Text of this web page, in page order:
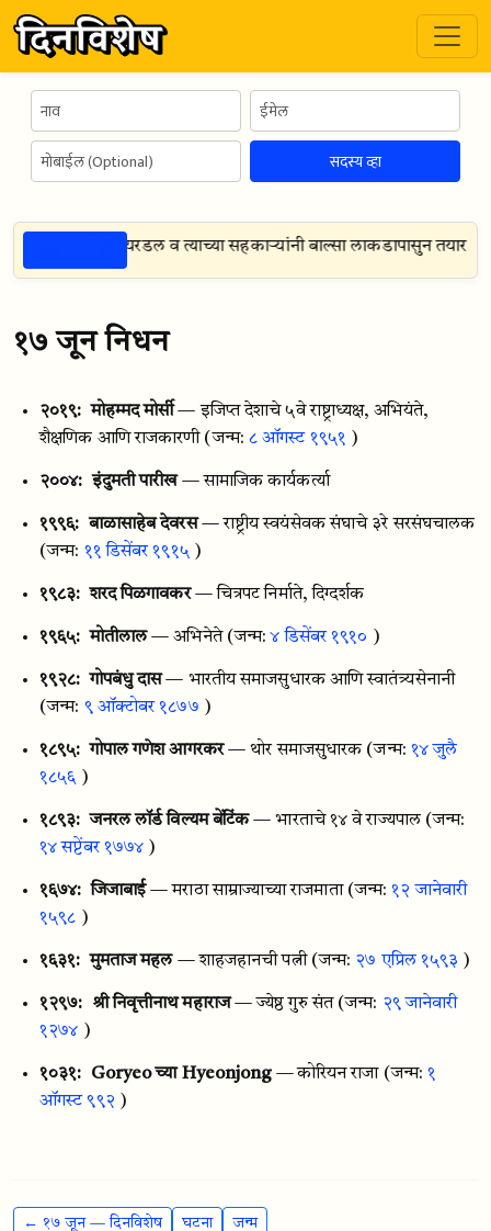
सदस्य व्हा
— थोर हायरडल व त्याच्या सहकाऱ्यांनी बाल्सा लाकडापासुन तयार
१७ जून निधन
२०१९: मोहम्मद मोर्सी — इजिप्त देशाचे ५वे राष्ट्राध्यक्ष, अभियंते,
शैक्षणिक आणि राजकारणी (जन्म: ८ ऑगस्ट १९५१ )
२००४: इंदुमती पारीख — सामाजिक कार्यकर्त्या
१९९६: बाळासाहेब देवरस — राष्ट्रीय स्वयंसेवक संघाचे ३रे सरसंघचालक
(जन्म: ११ डिसेंबर १९१५ )
१९८३: शरद पिळगावकर — चित्रपट निर्माते, दिग्दर्शक
१९६५: मोतीलाल — अभिनेते (जन्म:४ डिसेंबर १९१० )
१९२८: गोपबंधु दास — भारतीय समाजसुधारक आणि स्वातंत्र्यसेनानी
(जन्म: ९ ऑक्टोबर १८७७ )
१८९५: गोपाल गणेश आगरकर — थोर समाजसुधारक (जन्म: १४ जुलै
१८५६ )
१८९३: जनरल लॉर्ड विल्यम बेंटिंक — भारताचे १४ वे राज्यपाल (जन्म:
१४ सप्टेंबर १७७४ )
१६७४: जिजाबाई — मराठा साम्राज्याच्या राजमाता (जन्म:१२ जानेवारी
१५९८ )
१६३१: मुमताज महल — शाहजहानची पत्नी (जन्म: २७ एप्रिल १५९३ )
१२९७: श्री निवृत्तीनाथ महाराज — ज्येष्ठ गुरु संत (जन्म: २९ जानेवारी
१२७४ )
१०३१: Goryeo च्या Hyeonjong — कोरियन राजा (जन्म:१
ऑगस्ट ९९२ )
← १७ जून — दिनविशेष घटना जन्म